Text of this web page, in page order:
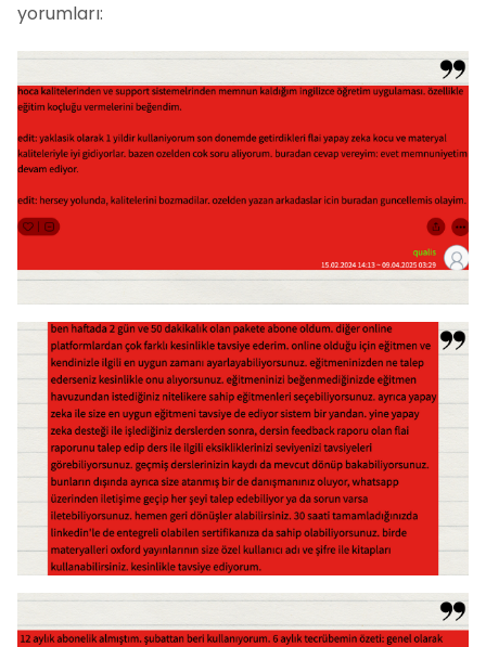
yorumları: